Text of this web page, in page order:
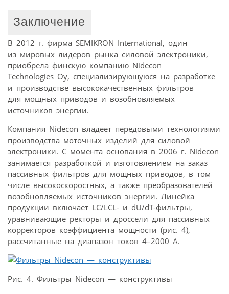
Заключение
В 2012 г. фирма SEMIKRON International, один
из мировых лидеров рынка силовой электроники,
приобрела финскую компанию Nidecon
Technologies Oy, специализирующуюся на разработке
и производстве высококачественных фильтров
для мощных приводов и возобновляемых
источников энергии.
Компания Nidecon владеет передовыми технологиями
производства моточных изделий для силовой
электроники. С момента основания в 2006 г. Nidecon
занимается разработкой и изготовлением на заказ
пассивных фильтров для мощных приводов, в том
числе высокоскоростных, а также преобразователей
возобновляемых источников энергии. Линейка
продукции включает LC/LCL- и dU/dT-фильтры,
уравнивающие ректоры и дроссели для пассивных
корректоров коэффициента мощности (рис. 4),
рассчитанные на диапазон токов 4–2000 А.
Рис. 4. Фильтры Nidecon — конструктивы